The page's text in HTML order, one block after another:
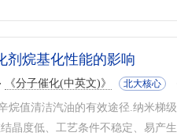
剂烷基化性能的影响
《分子催化(中英文)》 北大核心
烷值清洁汽油的有效途径.纳米梯
晶度低、工艺条件不稳定、易产